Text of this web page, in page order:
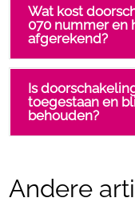
Wat kost
070 nummer en
afgerekend?
Is
toegestaan en
behouden?
Andere